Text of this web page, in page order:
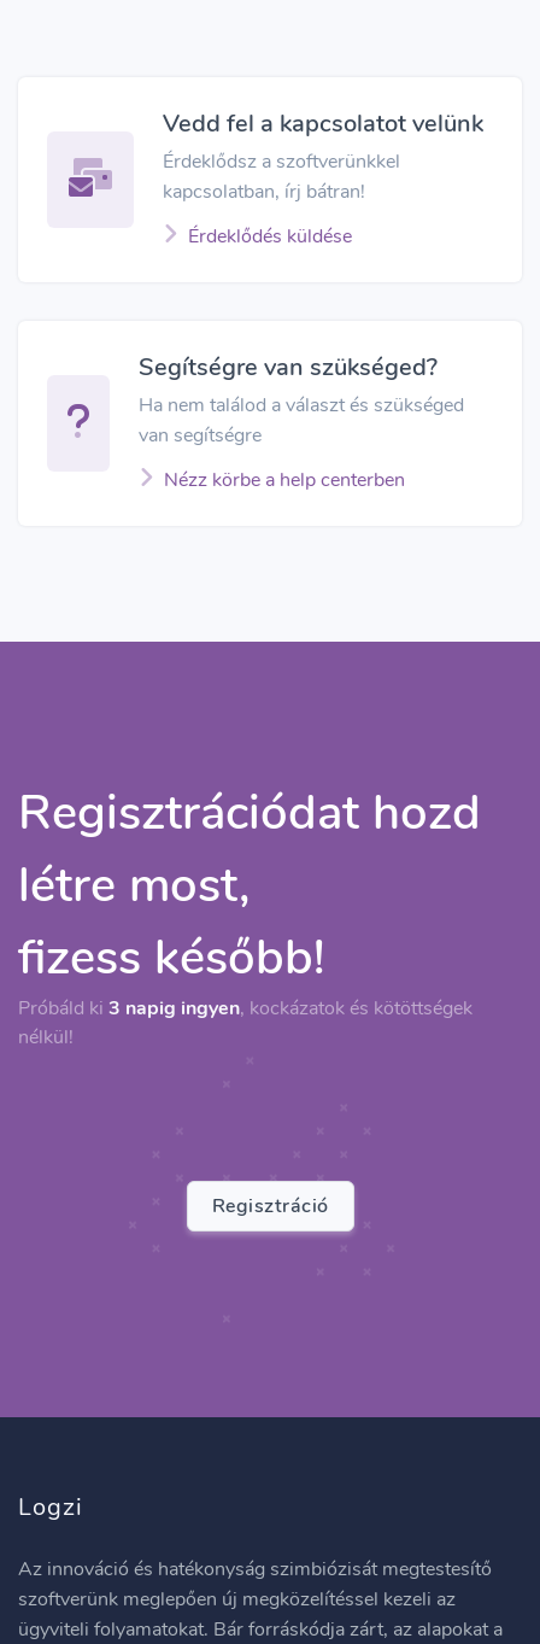
Vedd fel a kapcsolatot velünk
Érdeklődsz a szoftverünkkel
kapcsolatban, írj bátran!
Érdeklődés küldése
Segítségre van szükséged?
Ha nem találod a választ és szükséged
van segítségre
Nézz körbe a help centerben
Regisztrációdat hozd
létre most,
fizess később!
Próbáld ki 3 napig ingyen, kockázatok és kötöttségek
nélkül!
Regisztráció
Logzi
Az innováció és hatékonyság szimbiózisát megtestesítő
szoftverünk meglepően új megközelítéssel kezeli az
ügyviteli folyamatokat. Bár forráskódja zárt, az alapokat a